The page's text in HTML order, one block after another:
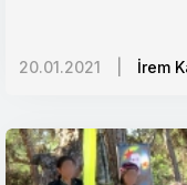
20.01.2021 İrem